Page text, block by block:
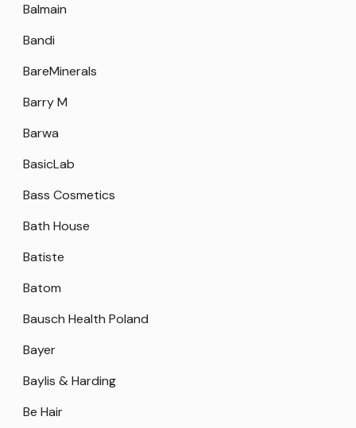
Balmain
Bandi
BareMinerals
Barry M
Barwa
BasicLab
Bass Cosmetics
Bath House
Batiste
Batom
Bausch Health Poland
Bayer
Baylis & Harding
Be Hair